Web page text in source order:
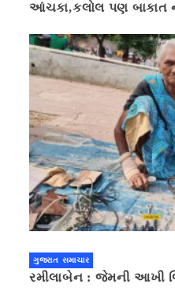
આંચકા,કલોલ પણ બાકાત
ગુજરાત સમાચાર
રમીલાબેન : જેમની આખી